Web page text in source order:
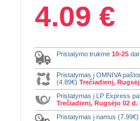
4.09 €
Pristatymo trukmė 10-25
Pristatymas į OMNIVA
(4.89€) Trečiadienį,
Pristatymas į LP Express
Trečiadienį, Rugsėjo 02 d.
Pristatymas į namus (7.99€)